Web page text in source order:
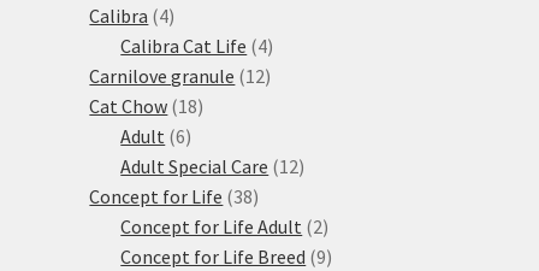
Calibra 44
produkty
Calibra Cat Life 44
produkty
Carnilove granule 1212
Cat Chow 1818
Adult 66
produktů
Adult Special Care 1212
Concept for Life 3838
produktů
Concept for Life Adult 22
produkty
Concept for Life Breed 99